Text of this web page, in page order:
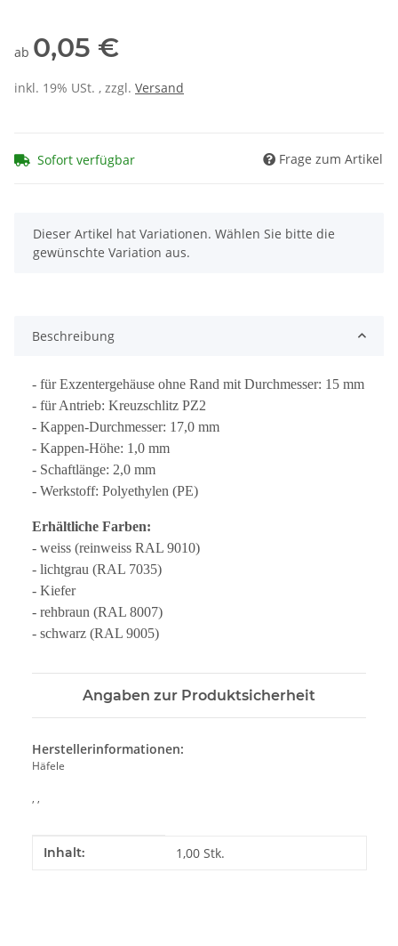
ab 0,05 €
inkl. 19% USt. , zzgl. Versand
Sofort verfügbar Frage zum Artikel
x
Dieser Artikel hat Variationen. Wählen Sie bitte die
gewünschte Variation aus.
Beschreibung
- für Exzentergehäuse ohne Rand mit Durchmesser: 15 mm
- für Antrieb: Kreuzschlitz PZ2
- Kappen-Durchmesser: 17,0 mm
- Kappen-Höhe: 1,0 mm
- Schaftlänge: 2,0 mm
- Werkstoff: Polyethylen (PE)
Erhältliche Farben:
- weiss (reinweiss RAL 9010)
- lichtgrau (RAL 7035)
- Kiefer
- rehbraun (RAL 8007)
- schwarz (RAL 9005)
Angaben zur Produktsicherheit
Herstellerinformationen:
Häfele
, ,
Produkteigenschaft
Wert
Inhalt: 1,00 Stk.